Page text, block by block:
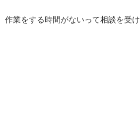
作業をする時間がないって相談を受け